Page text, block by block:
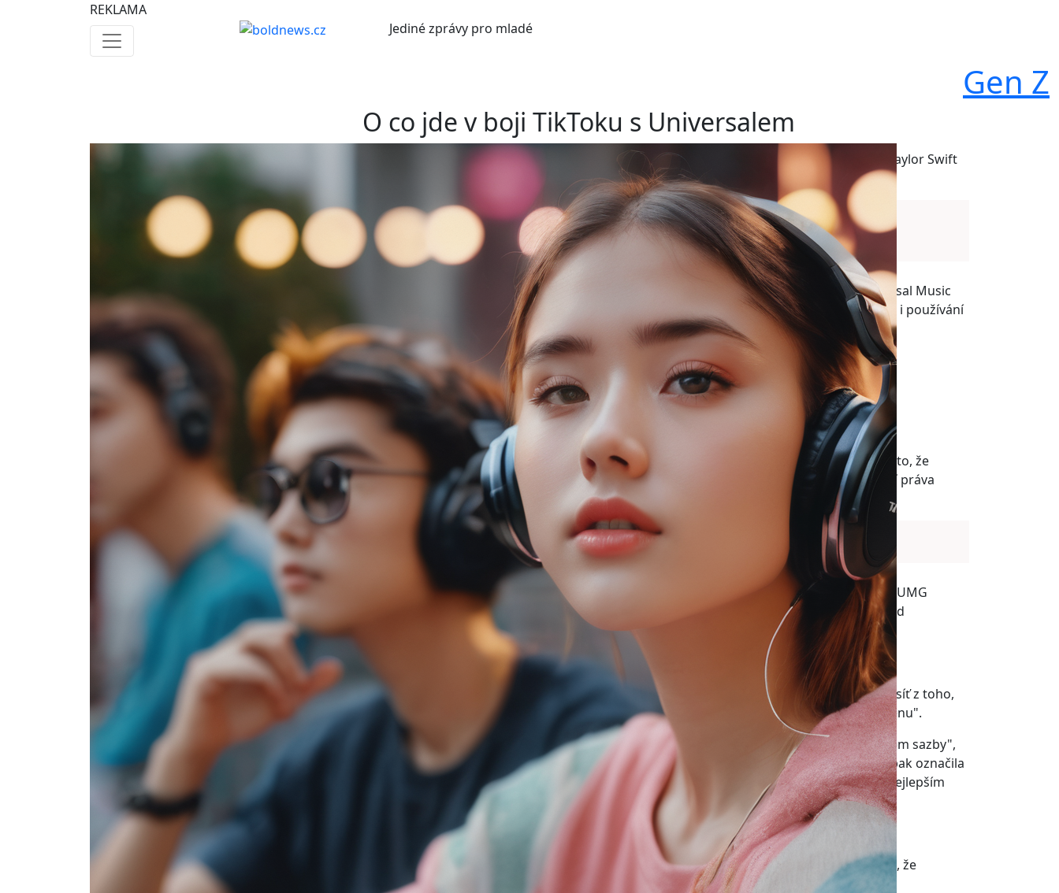
REKLAMA
Jedinézprávy pro mladé
Gen Z
O co jde v boji TikToku s Universalem
Už jste si všimli toho ticha na TikToku? Proč na této sociální síti už neslyšíte písničky Taylor Swift
anebo Olivie Rodrigo? Důvod je jednoduchý.
REKLAMA
REKLAMA
Sociální síť TikTok odstranila ze své databáze veškerou hudbu, k níž drží práva Universal Music
Group. Mezi korporacemi totiž panovaly dlouhodobé neshody o odměňování umělců i používání
umělé inteligence.
Universal Music Group has officially removed their artists’ music from TikTok.
All videos with official songs have been muted.pic.twitter.com/Rv5m8fKdLZ
— Pop Tingz (@ThePopTingz)
February 1, 2024
Písničky Taylor Swift anebo Harryho Stylese už na TikToku jen tak neuslyšíte. Je to proto, že
čínská sociální síť TikTok musela ze své databáze odstranit veškerou hudbu, k níž drží práva
největší světové hudební vydavatelství Universal Music Group (UMG).
REKLAMA
Smlouva s TikTokem o využívání tvorby hudebníků vypršela na konci ledna. Americká UMG
přitom v otevřeném dopise již dříve pohrozila, že TikToku smlouvu neprodlouží, pokud
neposkytne autorům písní odpovídající kompenzace. A neprodloužila.
Je to o penězích
Co se tedy UMG na TikToku nelíbilo? Společnost v otevřeném dopise obvinila sociální síť z toho,
že se "snaží vybudovat byznys založený na hudbě, aniž by za ni platila spravedlivou cenu".
TikTok podle UMG navrhl platit umělcům a autorům písní částku, která je jen "zlomkem sazby",
již platí podobně velké sociální platformy. Společnost TikTok ve svém prohlášení naopak označila
tvrzení UMG za nepravdivá a uvedla, že chamtivé jednání hudebního gigantu není v nejlepším
zájmu umělců, autorů ani fanoušků.
Za vším hledej AI
Peníze ale nejsou jediným předmětem sporu. Universal nařkl TikTok mimo jiné z toho, že
„nechává svou platformu zaplavit písničkami, které generuje AI”.